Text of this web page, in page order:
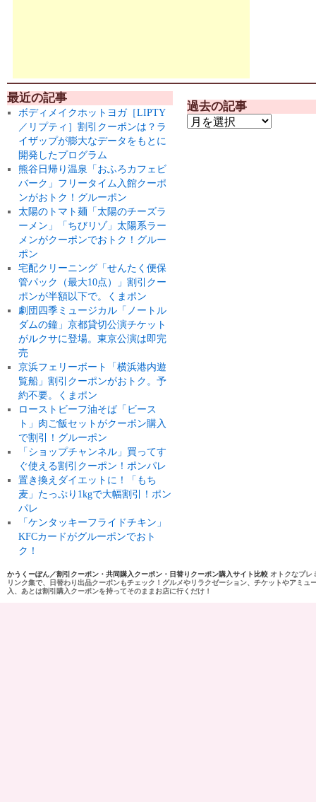
最近の記事
ボディメイクホットヨガ［LIPTY
／リプティ］割引クーポンは？ラ
イザップが膨大なデータをもとに
開発したプログラム
熊谷日帰り温泉「おふろカフェビ
バーク」フリータイム入館クーポ
ンがおトク！グルーポン
太陽のトマト麺「太陽のチーズラ
ーメン」「ちびリゾ」太陽系ラー
メンがクーポンでおトク！グルー
ポン
宅配クリーニング「せんたく便保
管パック（最大10点）」割引クー
ポンが半額以下で。くまポン
劇団四季ミュージカル「ノートル
ダムの鐘」京都貸切公演チケット
がルクサに登場。東京公演は即完
売
京浜フェリーボート「横浜港内遊
覧船」割引クーポンがおトク。予
約不要。くまポン
ローストビーフ油そば「ビース
ト」肉ご飯セットがクーポン購入
で割引！グルーポン
「ショップチャンネル」買ってす
ぐ使える割引クーポン！ポンパレ
置き換えダイエットに！「もち
麦」たっぷり1kgで大幅割引！ポン
パレ
「ケンタッキーフライドチキン」
KFCカードがグルーポンでおト
ク！
過去の記事
かうくーぽん／割引クーポン・共同購入クーポン・日替りクーポン購入サイト比較 オトクなプレ
リンク集で、日替わり出品クーポンもチェック！グルメやリラクゼーション、チケットやアミ
入、あとは割引購入クーポンを持ってそのままお店に行くだけ！